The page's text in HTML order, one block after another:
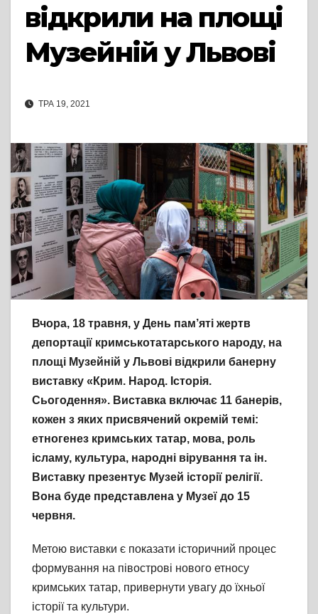
відкрили на площі
Музейній у Львові
ТРА 19, 2021
Вчора, 18 травня, у День пам’яті жертв
депортації кримськотатарського народу, на
площі Музейній у Львові відкрили банерну
виставку «Крим. Народ. Історія.
Сьогодення». Виставка включає 11 банерів,
кожен з яких присвячений окремій темі:
етногенез кримських татар, мова, роль
ісламу, культура, народні вірування та ін.
Виставку презентує Музей історії релігії.
Вона буде представлена у Музеї до 15
червня.
Метою виставки є показати історичний процес
формування на півострові нового етносу
кримських татар, привернути увагу до їхньої
історії та культури.